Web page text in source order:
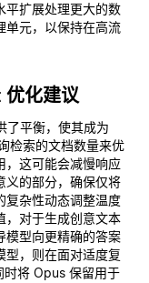
平扩展处理更大的数
单元，以保持在高流
化建议
了平衡，使其成为
检索的文档数量来优
，这可能会减慢响应
义的部分，确保仅将
复杂性动态调整温度
，对于生成创意文本
模型向更精确的答案
型，则在面对适度复
时将 Opus 保留用于